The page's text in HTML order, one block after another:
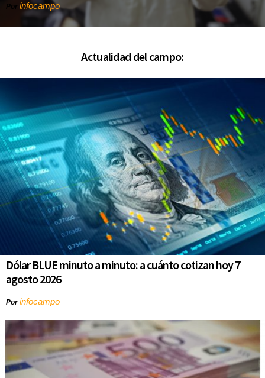
Por infocampo
Actualidad del campo:
Dólar BLUE minuto a minuto: a cuánto cotizan hoy 7
agosto 2026
Porinfocampo